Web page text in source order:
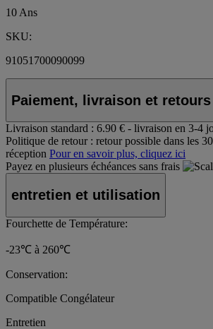
10 Ans
SKU:
91051700090099
Paiement, livraison et retours
Livraison standard : 6.90 € - livraison en 3-4
Politique de retour : retour possible dans les
réception Pour en savoir plus, cliquez ici
Payez en plusieurs échéances sans frais
entretien et utilisation
Fourchette de Température:
-23℃ à 260℃
Conservation:
Compatible Congélateur
Entretien